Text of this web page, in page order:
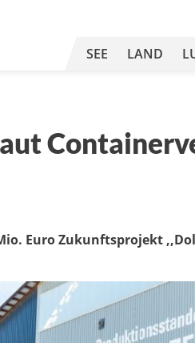
SEE LAND
Euro Zukunftsprojekt